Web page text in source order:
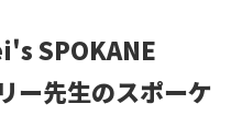
SPOKANE
ー先生のスポーケ